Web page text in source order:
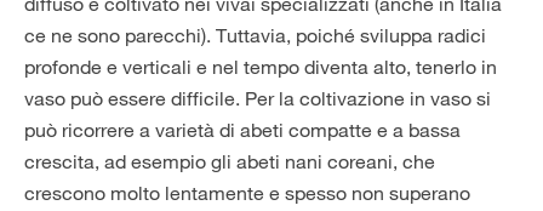
ce ne sono parecchi). Tuttavia, poiché sviluppa radici
profonde e verticali e nel tempo diventa alto, tenerlo in
vaso può essere difficile. Per la coltivazione in vaso si
può ricorrere a varietà di abeti compatte e a bassa
crescita, ad esempio gli abeti nani coreani, che
crescono molto lentamente e spesso non superano